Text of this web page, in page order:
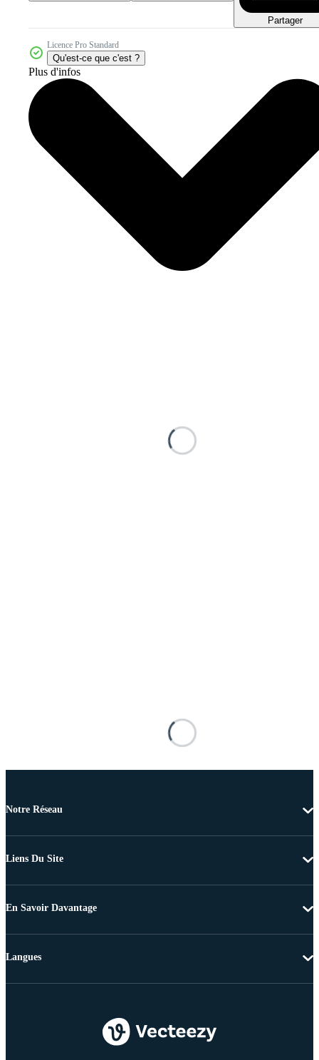
Partager
Licence Pro Standard
Qu'est-ce que c'est ?
Plus d'infos
Notre Réseau
Liens Du Site
En Savoir Davantage
Langues